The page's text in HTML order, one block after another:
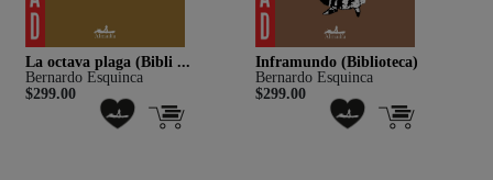
La octava plaga (Bibli ...
Bernardo Esquinca
$299.00
Inframundo (Biblioteca)
Bernardo Esquinca
$299.00